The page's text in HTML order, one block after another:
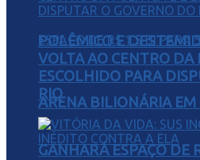
ARENA BILIONÁRIA EM
GANHARÁ ESPAÇO DE
POLÊMICO E
VOLTA AO CENTRO DA
ESCOLHIDO PARA
RIO